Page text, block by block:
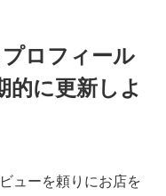
ロフィール
的に更新しよ
ューを頼りにお店を